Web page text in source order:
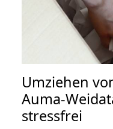
Umziehen
Auma-
stressfrei